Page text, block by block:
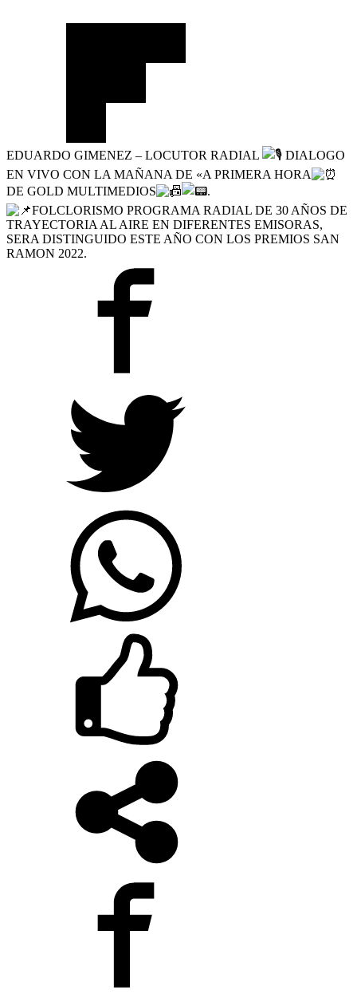
EDUARDO GIMENEZ – LOCUTOR RADIAL
DIALOGO
EN VIVO CON LA MAÑANA DE «A PRIMERA HORA
DE GOLD MULTIMEDIOS
.
FOLCLORISMO PROGRAMA RADIAL DE 30 AÑOS DE
TRAYECTORIA AL AIRE EN DIFERENTES EMISORAS,
SERA DISTINGUIDO ESTE AÑO CON LOS PREMIOS SAN
RAMON 2022.